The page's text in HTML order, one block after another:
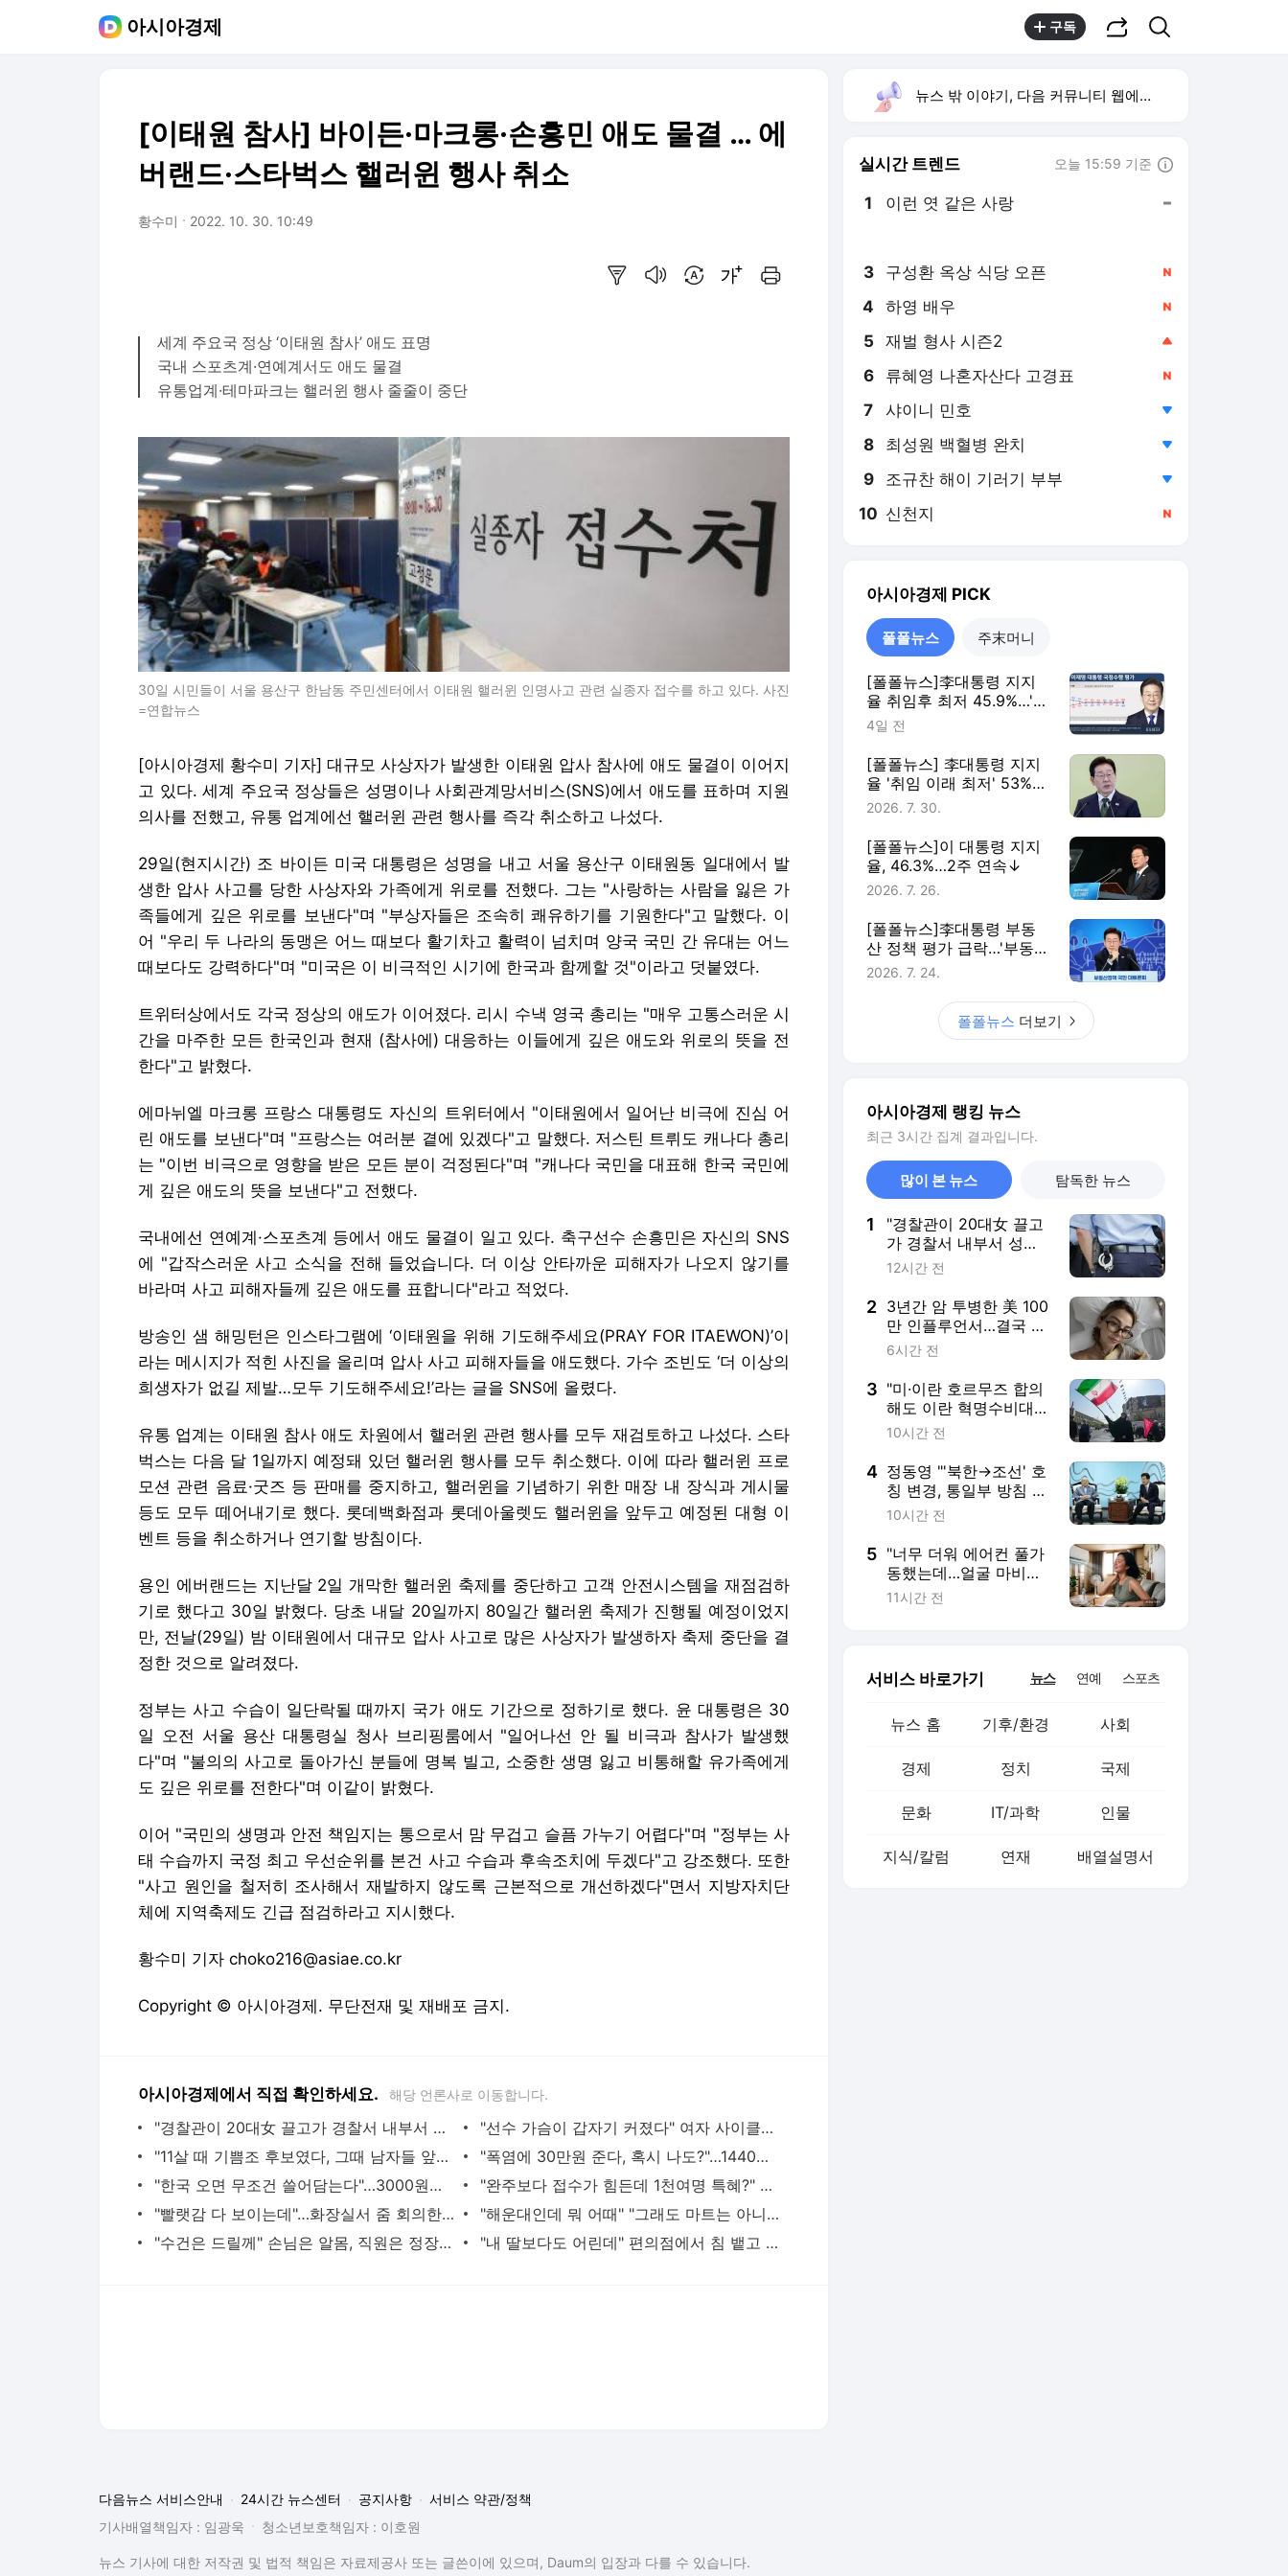
아시아경제 구독
[이태원 참사] 바이든·마크롱·손흥민 애도 물결 … 에
버랜드·스타벅스 핼러윈 행사 취소
황수미 2022. 10. 30. 10:49
세계 주요국 정상 ‘이태원 참사’ 애도 표명
국내 스포츠계·연예계서도 애도 물결
유통업계·테마파크는 핼러윈 행사 줄줄이 중단
30일 시민들이 서울 용산구 한남동 주민센터에서 이태원 핼러윈 인명사고 관련 실종자 접수를 하고 있다. 사진
=연합뉴스
[아시아경제 황수미 기자] 대규모 사상자가 발생한 이태원 압사 참사에 애도 물결이 이어지
고 있다. 세계 주요국 정상들은 성명이나 사회관계망서비스(SNS)에서 애도를 표하며 지원
의사를 전했고, 유통 업계에선 핼러윈 관련 행사를 즉각 취소하고 나섰다.
29일(현지시간) 조 바이든 미국 대통령은 성명을 내고 서울 용산구 이태원동 일대에서 발
생한 압사 사고를 당한 사상자와 가족에게 위로를 전했다. 그는 "사랑하는 사람을 잃은 가
족들에게 깊은 위로를 보낸다"며 "부상자들은 조속히 쾌유하기를 기원한다"고 말했다. 이
어 "우리 두 나라의 동맹은 어느 때보다 활기차고 활력이 넘치며 양국 국민 간 유대는 어느
때보다도 강력하다"며 "미국은 이 비극적인 시기에 한국과 함께할 것"이라고 덧붙였다.
트위터상에서도 각국 정상의 애도가 이어졌다. 리시 수낵 영국 총리는 "매우 고통스러운 시
간을 마주한 모든 한국인과 현재 (참사에) 대응하는 이들에게 깊은 애도와 위로의 뜻을 전
한다"고 밝혔다.
에마뉘엘 마크롱 프랑스 대통령도 자신의 트위터에서 "이태원에서 일어난 비극에 진심 어
린 애도를 보낸다"며 "프랑스는 여러분 곁에 있겠다"고 말했다. 저스틴 트뤼도 캐나다 총리
는 "이번 비극으로 영향을 받은 모든 분이 걱정된다"며 "캐나다 국민을 대표해 한국 국민에
게 깊은 애도의 뜻을 보낸다"고 전했다.
국내에선 연예계·스포츠계 등에서 애도 물결이 일고 있다. 축구선수 손흥민은 자신의 SNS
에 "갑작스러운 사고 소식을 전해 들었습니다. 더 이상 안타까운 피해자가 나오지 않기를
바라며 사고 피해자들께 깊은 애도를 표합니다"라고 적었다.
방송인 샘 해밍턴은 인스타그램에 ‘이태원을 위해 기도해주세요(PRAY FOR ITAEWON)’이
라는 메시지가 적힌 사진을 올리며 압사 사고 피해자들을 애도했다. 가수 조빈도 ‘더 이상의
희생자가 없길 제발…모두 기도해주세요!’라는 글을 SNS에 올렸다.
유통 업계는 이태원 참사 애도 차원에서 핼러윈 관련 행사를 모두 재검토하고 나섰다. 스타
벅스는 다음 달 1일까지 예정돼 있던 핼러윈 행사를 모두 취소했다. 이에 따라 핼러윈 프로
모션 관련 음료·굿즈 등 판매를 중지하고, 핼러윈을 기념하기 위한 매장 내 장식과 게시물
등도 모두 떼어내기로 했다. 롯데백화점과 롯데아울렛도 핼러윈을 앞두고 예정된 대형 이
벤트 등을 취소하거나 연기할 방침이다.
용인 에버랜드는 지난달 2일 개막한 핼러윈 축제를 중단하고 고객 안전시스템을 재점검하
기로 했다고 30일 밝혔다. 당초 내달 20일까지 80일간 핼러윈 축제가 진행될 예정이었지
만, 전날(29일) 밤 이태원에서 대규모 압사 사고로 많은 사상자가 발생하자 축제 중단을 결
정한 것으로 알려졌다.
정부는 사고 수습이 일단락될 때까지 국가 애도 기간으로 정하기로 했다. 윤 대통령은 30
일 오전 서울 용산 대통령실 청사 브리핑룸에서 "일어나선 안 될 비극과 참사가 발생했
다"며 "불의의 사고로 돌아가신 분들에 명복 빌고, 소중한 생명 잃고 비통해할 유가족에게
도 깊은 위로를 전한다"며 이같이 밝혔다.
이어 "국민의 생명과 안전 책임지는 통으로서 맘 무겁고 슬픔 가누기 어렵다"며 "정부는 사
태 수습까지 국정 최고 우선순위를 본건 사고 수습과 후속조치에 두겠다"고 강조했다. 또한
"사고 원인을 철저히 조사해서 재발하지 않도록 근본적으로 개선하겠다"면서 지방자치단
체에 지역축제도 긴급 점검하라고 지시했다.
황수미 기자 choko216@asiae.co.kr
Copyright © 아시아경제. 무단전재 및 재배포 금지.
아시아경제에서 직접 확인하세요. 해당 언론사로 이동합니다.
"경찰관이 20대女 끌고가 경찰서 내부서 성폭행"…직원 78명 직무정지까지, 파키스탄에 무슨 일이
"선수 가슴이 갑자기 커졌다" 여자 사이클서 제기된 '브라 패드' 의혹
"11살 때 기쁨조 후보였다, 그때 남자들 앞에서…" 탈북민 주장 충격
"폭염에 30만원 준다, 혹시 나도?"…1440만명 이미 가입된 '이 보험'
"한국 오면 무조건 쓸어담는다"…3000원짜리 뭐길래, 외국인 꼭 쟁여 간다는 가방
"완주보다 접수가 힘든데 1천여명 특혜?" 러너들 뿔나게 한 천안 이봉주 마라톤
"빨랫감 다 보이는데"…화장실서 줌 회의한 뉴질랜드 시의원 "문제없다"
"해운대인데 뭐 어때" "그래도 마트는 아니지" 점점 뜨거워지는 '비키니 논쟁'
"수건은 드릴께" 손님은 알몸, 직원은 정장…美 식당이 꺼낸 '파격 생존법'
"내 딸보다도 어린데" 편의점에서 침 뱉고 욕설한 10대…경찰은 "미성년이라 처벌 어렵다"
뉴스 밖 이야기, 다음 커뮤니티 웹에서 보기
실시간 트렌드 오늘 15:59 기준
1 이런 엿 같은 사랑
3 구성환 옥상 식당 오픈
4 하영 배우
5 재벌 형사 시즌2
6 류혜영 나혼자산다 고경표
7 샤이니 민호
8 최성원 백혈병 완치
9 조규찬 해이 기러기 부부
10 신천지
아시아경제 PICK
폴폴뉴스 주末머니
[폴폴뉴스]李대통령 지지
율 취임후 최저 45.9%…'부
정평가, 긍정평가 앞서'
4일 전
[폴폴뉴스] 李대통령 지지
율 '취임 이래 최저' 53%…
민주 40%·국힘 21%
2026. 7. 30.
[폴폴뉴스]이 대통령 지지
율, 46.3%…2주 연속↓
2026. 7. 26.
[폴폴뉴스]李대통령 부동
산 정책 평가 급락…'부동산
정책 잘한다' 3월 51%→ 7
2026. 7. 24.
폴폴뉴스 더보기
아시아경제 랭킹 뉴스
최근 3시간 집계 결과입니다.
많이 본 뉴스 탐독한 뉴스
1
"경찰관이 20대女 끌고
가 경찰서 내부서 성폭
행"…직원 78명 직무정
슨 일이
12시간 전
2 3년간 암 투병한 美 100
만 인플루언서…결국 숨
거뒀다
6시간 전
3 "미·이란 호르무즈 합의
해도 이란 혁명수비대가
깰 수 있어"
10시간 전
4 정동영 "'북한→조선' 호
칭 변경, 통일부 방침 아
냐…공론화가 먼저"
10시간 전
5 "너무 더워 에어컨 풀가
동했는데…얼굴 마비되
는 것 같아" 병원 달려간
11시간 전
서비스 바로가기 뉴스 연예 스포츠
뉴스 홈 기후/환경 사회
경제 정치 국제
문화 IT/과학 인물
지식/칼럼 연재 배열설명서